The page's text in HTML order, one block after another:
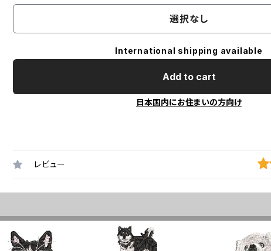
選択なし
International shipping available
Add to cart
日本国内にお住まいの方向け
レビュー